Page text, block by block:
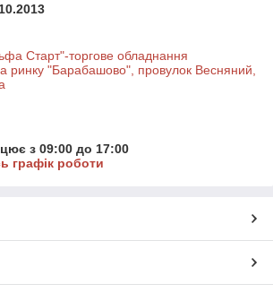
Старт"-торгове обладнання
ринку "Барабашово", провулок Весняний,
з 09:00 до 17:00
графік роботи